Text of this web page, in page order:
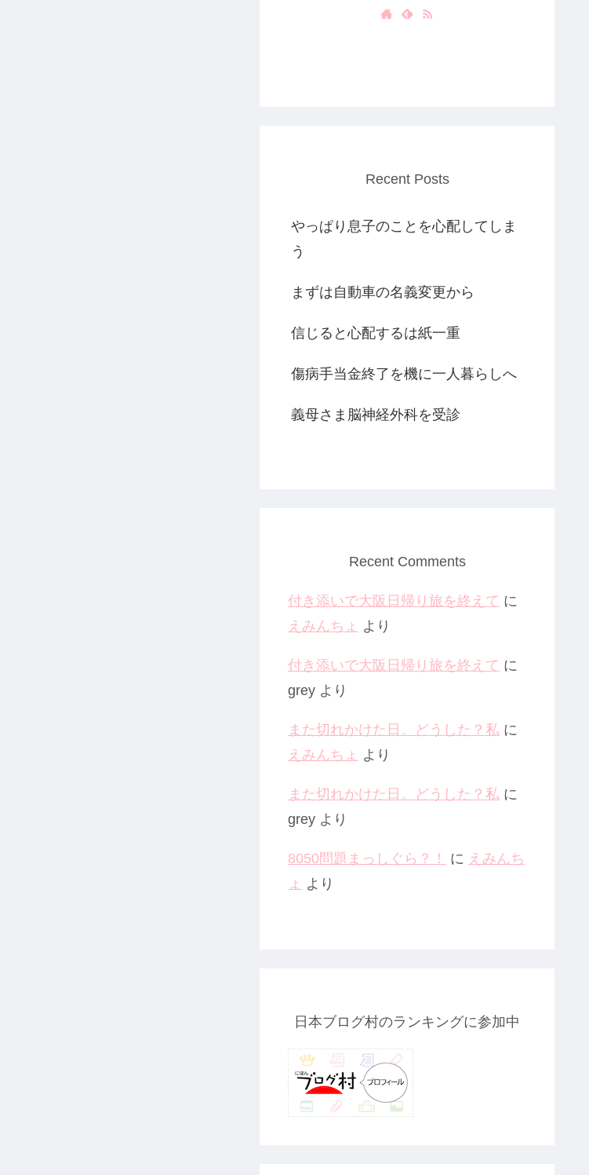
Recent Posts
やっぱり息子のことを心配してしま
う
まずは自動車の名義変更から
信じると心配するは紙一重
傷病手当金終了を機に一人暮らしへ
義母さま脳神経外科を受診
Recent Comments
付き添いで大阪日帰り旅を終えて に
えみんちょ より
付き添いで大阪日帰り旅を終えて に
grey より
また切れかけた日。どうした？私 に
えみんちょ より
また切れかけた日。どうした？私 に
grey より
8050問題まっしぐら？！ に えみんち
ょ より
日本ブログ村のランキングに参加中